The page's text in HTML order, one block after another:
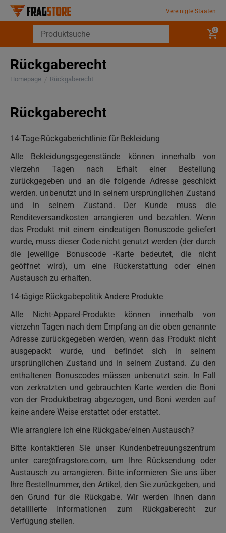
Vereinigte Staaten
0
Rückgaberecht
Homepage / Rückgaberecht
Rückgaberecht
14-Tage-Rückgaberichtlinie für Bekleidung
Alle Bekleidungsgegenstände können innerhalb von
vierzehn Tagen nach Erhalt einer Bestellung
zurückgegeben und an die folgende Adresse geschickt
werden. unbenutzt und in seinem ursprünglichen Zustand
und in seinem Zustand. Der Kunde muss die
Renditeversandkosten arrangieren und bezahlen. Wenn
das Produkt mit einem eindeutigen Bonuscode geliefert
wurde, muss dieser Code nicht genutzt werden (der durch
die jeweilige Bonuscode -Karte bedeutet, die nicht
geöffnet wird), um eine Rückerstattung oder einen
Austausch zu erhalten.
14-tägige Rückgabepolitik Andere Produkte
Alle Nicht-Apparel-Produkte können innerhalb von
vierzehn Tagen nach dem Empfang an die oben genannte
Adresse zurückgegeben werden, wenn das Produkt nicht
ausgepackt wurde, und befindet sich in seinem
ursprünglichen Zustand und in seinem Zustand. Zu den
enthaltenen Bonuscodes müssen unbenutzt sein. In Fall
von zerkratzten und gebrauchten Karte werden die Boni
von der Produktbetrag abgezogen, und Boni werden auf
keine andere Weise erstattet oder erstattet.
Wie arrangiere ich eine Rückgabe/einen Austausch?
Bitte kontaktieren Sie unser Kundenbetreuungszentrum
unter care@fragstore.com, um Ihre Rücksendung oder
Austausch zu arrangieren. Bitte informieren Sie uns über
Ihre Bestellnummer, den Artikel, den Sie zurückgeben, und
den Grund für die Rückgabe. Wir werden Ihnen dann
detaillierte Informationen zum Rückgaberecht zur
Verfügung stellen.